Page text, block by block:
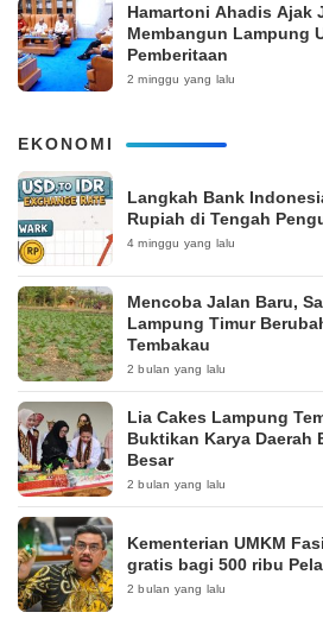
Hamartoni Ahadis Ajak
Membangun Lampung
Pemberitaan
2 minggu yang lalu
EKONOMI
Langkah Bank
Rupiah di Tengah
4 minggu yang lalu
Mencoba Jalan Baru,
Lampung Timur
Tembakau
2 bulan yang lalu
Lia Cakes Lampung
Buktikan Karya Daerah
Besar
2 bulan yang lalu
Kementerian UMKM
gratis bagi 500 ribu
2 bulan yang lalu